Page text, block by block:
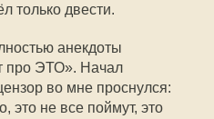
только двести.
анекдоты
про ЭТО». Начал
во мне проснулся:
это не все поймут, это